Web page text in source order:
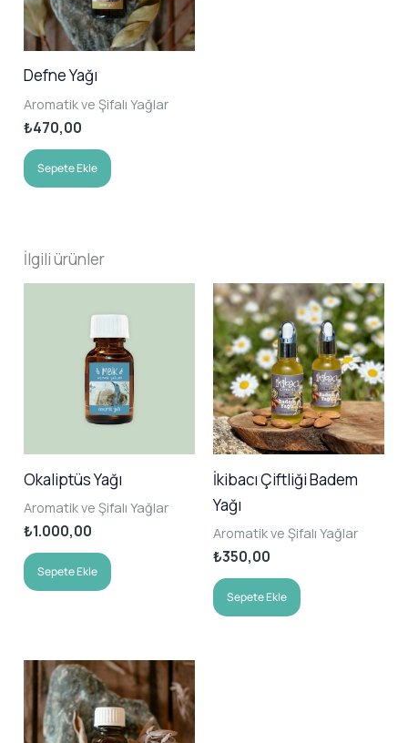
Defne Yağı
Aromatik ve Şifalı Yağlar
₺470,00
Sepete Ekle
İlgili ürünler
Okaliptüs Yağı
Aromatik ve Şifalı Yağlar
₺1.000,00
Sepete Ekle
İkibacı Çiftliği Badem
Yağı
Aromatik ve Şifalı Yağlar
₺350,00
Sepete Ekle